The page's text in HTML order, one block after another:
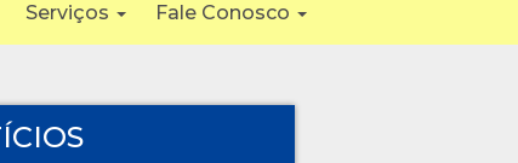
Serviços Fale Conosco